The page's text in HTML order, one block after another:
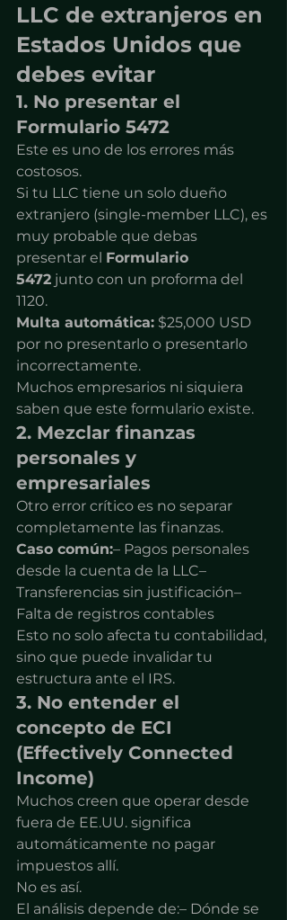
LLC de extranjeros en
Estados Unidos que
debes evitar
1. No presentar el
Formulario 5472
Este es uno de los errores más
costosos.
Si tu LLC tiene un solo dueño
extranjero (single-member LLC), es
muy probable que debas
presentar el Formulario
5472 junto con un proforma del
1120.
Multa automática: $25,000 USD
por no presentarlo o presentarlo
incorrectamente.
Muchos empresarios ni siquiera
saben que este formulario existe.
2. Mezclar finanzas
personales y
empresariales
Otro error crítico es no separar
completamente las finanzas.
Caso común:– Pagos personales
desde la cuenta de la LLC–
Transferencias sin justificación–
Falta de registros contables
Esto no solo afecta tu contabilidad,
sino que puede invalidar tu
estructura ante el IRS.
3. No entender el
concepto de ECI
(Effectively Connected
Income)
Muchos creen que operar desde
fuera de EE.UU. significa
automáticamente no pagar
impuestos allí.
No es así.
El análisis depende de:– Dónde se